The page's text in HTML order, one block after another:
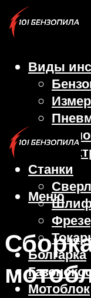
Виды
Станки
Болгарка
Мотоблок
Меню